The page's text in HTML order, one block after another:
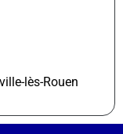
lès-Rouen